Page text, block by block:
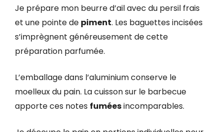
Je prépare mon beurre d’ail avec du persil frais
et une pointe de piment. Les baguettes incisées
s’imprègnent généreusement de cette
préparation parfumée.
L’emballage dans l’aluminium conserve le
moelleux du pain. La cuisson sur le barbecue
apporte ces notes fuméesincomparables.